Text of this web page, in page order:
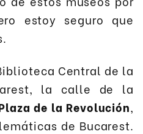
estoy seguro que
Central de la
la calle de la
de la Revolución,
de Bucarest.